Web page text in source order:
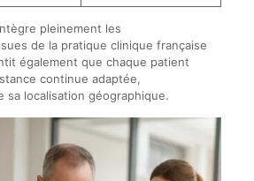
pleinement les
de la pratique clinique française
également que chaque patient
continue adaptée,
sa localisation géographique.